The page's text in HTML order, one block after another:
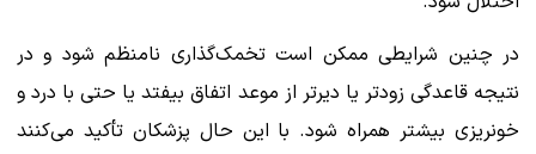
در چنین شرایطی ممکن است تخمک‌گذاری نامنظم شود و در
نتیجه قاعدگی زودتر یا دیرتر از موعد اتفاق بیفتد یا حتی با درد و
خونریزی بیشتر همراه شود. با این حال پزشکان تأکید می‌کنند